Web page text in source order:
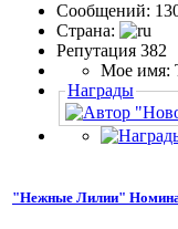
Сообщений:
Страна:
Репутация 382
Мое имя:
Награды
"Нежные Лилии"